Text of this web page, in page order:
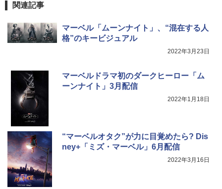
関連記事
マーベル「ムーンナイト」、“混在する人
格”のキービジュアル
2022年3月23日
マーベルドラマ初のダークヒーロー「ム
ーンナイト」3月配信
2022年1月18日
“マーベルオタク”が力に目覚めたら? Dis
ney+「ミズ・マーベル」6月配信
2022年3月16日